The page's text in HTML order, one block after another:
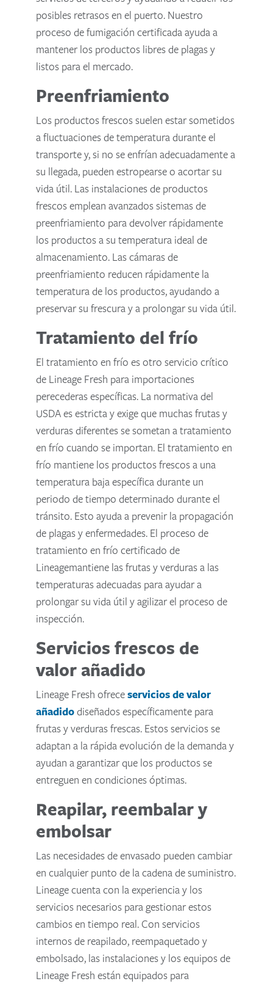
posibles retrasos en el puerto. Nuestro
proceso de fumigación certificada ayuda a
mantener los productos libres de plagas y
listos para el mercado.
Preenfriamiento
Los productos frescos suelen estar sometidos
a fluctuaciones de temperatura durante el
transporte y, si no se enfrían adecuadamente a
su llegada, pueden estropearse o acortar su
vida útil. Las instalaciones de productos
frescos emplean avanzados sistemas de
preenfriamiento para devolver rápidamente
los productos a su temperatura ideal de
almacenamiento. Las cámaras de
preenfriamiento reducen rápidamente la
temperatura de los productos, ayudando a
preservar su frescura y a prolongar su vida útil.
Tratamiento del frío
El tratamiento en frío es otro servicio crítico
de Lineage Fresh para importaciones
perecederas específicas. La normativa del
USDA es estricta y exige que muchas frutas y
verduras diferentes se sometan a tratamiento
en frío cuando se importan. El tratamiento en
frío mantiene los productos frescos a una
temperatura baja específica durante un
periodo de tiempo determinado durante el
tránsito. Esto ayuda a prevenir la propagación
de plagas y enfermedades. El proceso de
tratamiento en frío certificado de
Lineagemantiene las frutas y verduras a las
temperaturas adecuadas para ayudar a
prolongar su vida útil y agilizar el proceso de
inspección.
Servicios frescos de
valor añadido
Lineage Fresh ofreceservicios de valor
añadidodiseñados específicamente para
frutas y verduras frescas. Estos servicios se
adaptan a la rápida evolución de la demanda y
ayudan a garantizar que los productos se
entreguen en condiciones óptimas.
Reapilar, reembalar y
embolsar
Las necesidades de envasado pueden cambiar
en cualquier punto de la cadena de suministro.
Lineage cuenta con la experiencia y los
servicios necesarios para gestionar estos
cambios en tiempo real. Con servicios
internos de reapilado, reempaquetado y
embolsado, las instalaciones y los equipos de
Lineage Fresh están equipados para